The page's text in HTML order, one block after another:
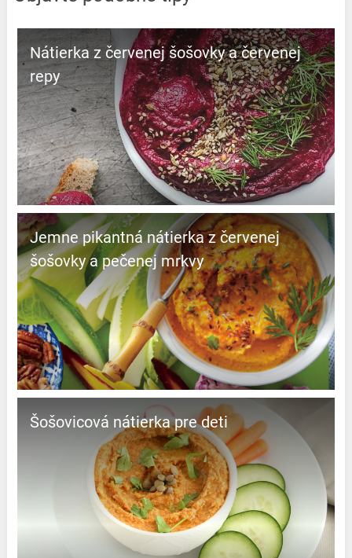
Nátierka z červenej šošovky a červenej
repy
Jemne pikantná nátierka z červenej
šošovky a pečenej mrkvy
Šošovicová nátierka pre deti